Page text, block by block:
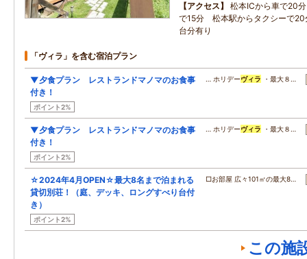
アクセス
松本ICから車で20
で15分 松本駅からタクシーで
台分有り
「ヴィラ」を含む宿泊プラン
▼夕食プラン レストランドマノマのお食事
付き！
ポイント2%
… ホリデーヴィラ ・最大８…
▼夕食プラン レストランドマノマのお食事
付き！
ポイント2%
… ホリデーヴィラ ・最大８…
☆2024年4月OPEN☆最大8名まで泊まれる
貸切別荘！（庭、デッキ、ロングすべり台付
き）
ポイント2%
□お部屋 広々101㎡の最大8…
この施